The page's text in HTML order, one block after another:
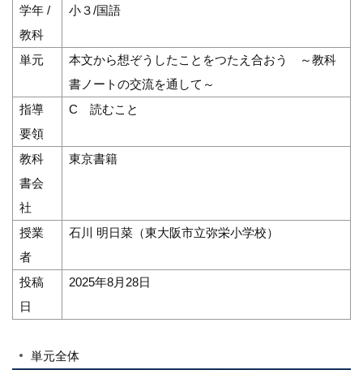
学年 /
教科
小３/国語
単元
本文から想ぞうしたことをつたえ合おう ～教科
書ノートの交流を通して～
指導
要領
C 読むこと
教科
書会
社
東京書籍
授業
者
石川 明日菜（東大阪市立弥栄小学校）
投稿
日
2025年8月28日
単元全体